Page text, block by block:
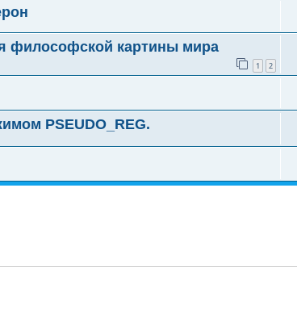
философской картины мира
1 2
PSEUDO_REG.